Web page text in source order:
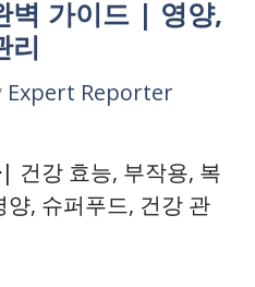
벽 가이드 | 영양,
리
Expert Reporter
| 건강 효능, 부작용, 복
, 슈퍼푸드, 건강 관